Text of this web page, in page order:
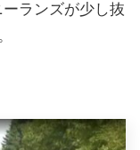
ランズが少し抜